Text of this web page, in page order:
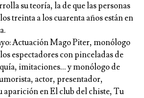
su teoría, la de que las personas
treinta a los cuarenta años están en
Actuación Mago Piter, monólogo
espectadores con pinceladas de
imitaciones… y monólogo de
actor, presentador,
aparición en El club del chiste, Tu